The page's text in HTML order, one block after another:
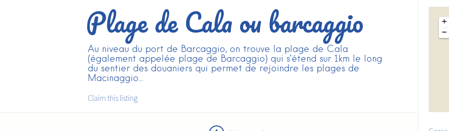
Plage de Cala ou barcaggio
Au niveau du port de Barcaggio, on trouve la plage de Cala
(également appelée plage de Barcaggio) qui s’étend sur 1km le long
du sentier des douaniers qui permet de rejoindre les plages de
Macinaggio...
Claim this listing
+
−